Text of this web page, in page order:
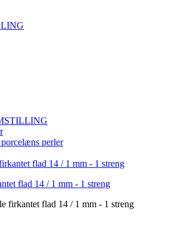
perler
flad 14 / 1 mm - 1 streng